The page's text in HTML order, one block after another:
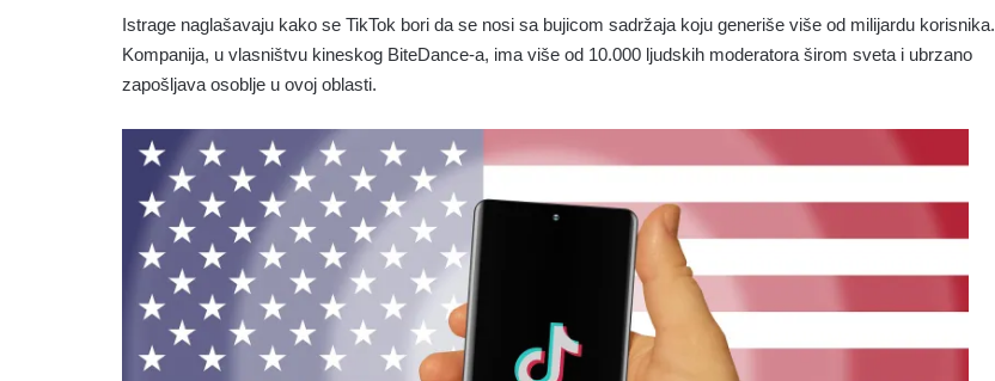
Istrage naglašavaju kako se TikTok bori da se nosi sa bujicom sadržaja koju generiše više od milijardu korisnika.
Kompanija, u vlasništvu kineskog BiteDance-a, ima više od 10.000 ljudskih moderatora širom sveta i ubrzano
zapošljava osoblje u ovoj oblasti.